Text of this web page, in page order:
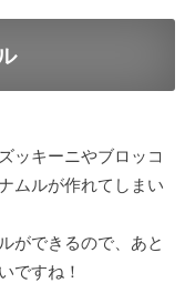
ッキーニやブロッコ
ムルが作れてしまい
ができるので、あと
ですね！